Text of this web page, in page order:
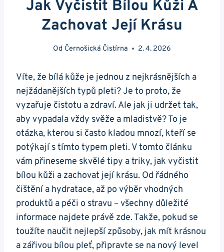
Jak Vyčistit Bílou Kůži A
Zachovat Její Krásu
Od Černošická Čistírna 2. 4. 2026
Víte, že bílá kůže je jednou z nejkrásnějších a
nejžádanějších typů pleti? Je to proto, že
vyzařuje čistotu a zdraví. Ale jak ji udržet tak,
aby vypadala vždy svěže a mladistvě? ​To je
⁢otázka, kterou si často kladou mnozí, kteří se
potýkají s tímto ⁣typem pleti. V tomto článku
vám přineseme skvělé tipy a triky,‌ jak ⁢vyčistit
bílou‍ kůži a zachovat její krásu. Od řádného
čištění a ⁤hydratace, až po‌ výběr vhodných
produktů ⁢a péči o stravu – všechny důležité
informace ‌najdete ‍právě zde. Takže, pokud se
toužíte naučit nejlepší způsoby, jak mít krásnou
a zářivou bílou pleť, připravte se na⁢ nový level